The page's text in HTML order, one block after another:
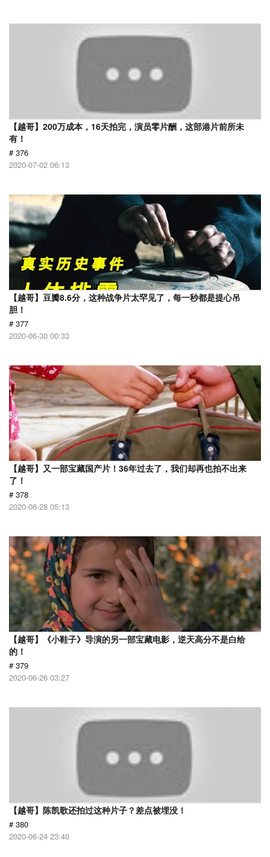
【越哥】200万成本，16天拍完，演员零片酬，这部港片前所未
有！
# 376
2020-07-02 06:13
【越哥】豆瓣8.6分，这种战争片太罕见了，每一秒都是提心吊
胆！
# 377
2020-06-30 00:33
【越哥】又一部宝藏国产片！36年过去了，我们却再也拍不出来
了！
# 378
2020-06-28 05:13
【越哥】《小鞋子》导演的另一部宝藏电影，逆天高分不是白给
的！
# 379
2020-06-26 03:27
【越哥】陈凯歌还拍过这种片子？差点被埋没！
# 380
2020-06-24 23:40